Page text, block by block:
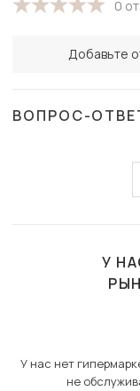
0
Добавьте
ВОПРОС-
У
У нас нет
не